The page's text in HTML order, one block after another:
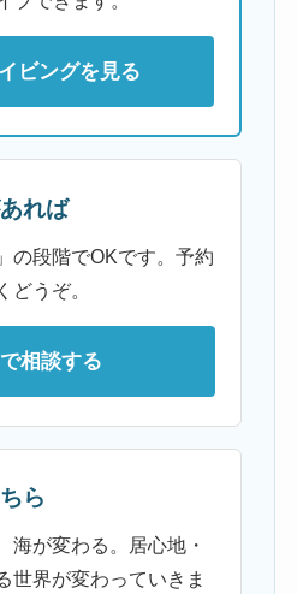
ビングを見る
れば
の段階でOKです。予約
どうぞ。
相談する
ら
海が変わる。居心地・
世界が変わっていきま